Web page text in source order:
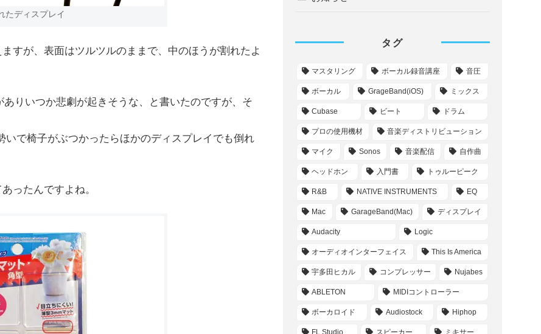
たディスプレイ
すが、表面はツルツルのままで、中のほうが割れたよ
りいつか悲劇が起きそうな、と書いたのですが、そ
で椅子がぶつかったらほかのディスプレイでも倒れ
ったんですよね。
タグ
マスタリング ボーカル録音講座 音圧
ボーカル GrageBand(iOS) ミックス
Cubase ビート ドラム
プロの使用機材 音楽ディストリビューション
マイク Sonos 音楽配信 自作曲
ヘッドホン 入門書 トゥルーピーク
R&B NATIVE INSTRUMENTS EQ
Mac GarageBand(Mac) ディスプレイ
Audacity Logic
オーディオインターフェイス This Is America
宇多田ヒカル コンプレッサー Nujabes
ABLETON MIDIコントローラー
ボーカロイド Audiostock Hiphop
FL Studio スピーカー ミキサー